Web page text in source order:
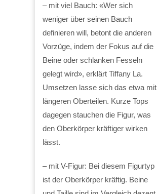
– mit viel Bauch: «Wer sich
weniger über seinen Bauch
definieren will, betont die anderen
Vorzüge, indem der Fokus auf die
Beine oder schlanken Fesseln
gelegt wird», erklärt Tiffany La.
Umsetzen lasse sich das etwa mit
längeren Oberteilen. Kurze Tops
dagegen stauchen die Figur, was
den Oberkörper kräftiger wirken
lässt.
– mit V-Figur: Bei diesem Figurtyp
ist der Oberkörper kräftig. Beine